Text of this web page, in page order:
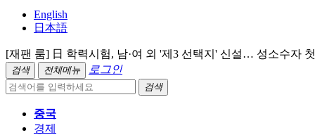
English
日本語
[재팬 룸] 日 학력시험, 남·여 외 '제3 선택지' 신설… 성소수자
검색 전체메뉴 로그인
검색
중국
경제